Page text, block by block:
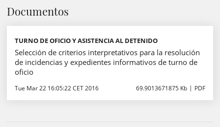
Documentos
TURNO DE OFICIO Y ASISTENCIA AL DETENIDO
Selección de criterios interpretativos para la resolución
de incidencias y expedientes informativos de turno de
oficio
Tue Mar 22 16:05:22 CET 2016 69.9013671875 Kb PDF